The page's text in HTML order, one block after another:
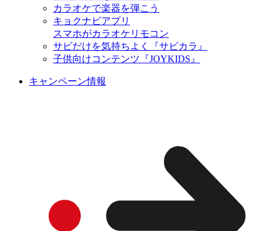
カラオケで楽器を弾こう
キョクナビアプリ
スマホがカラオケリモコン
サビだけを気持ちよく『サビカラ』
子供向けコンテンツ『JOYKIDS』
キャンペーン情報